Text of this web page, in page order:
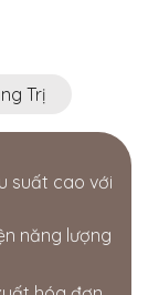
Trị
suất cao với
năng lượng